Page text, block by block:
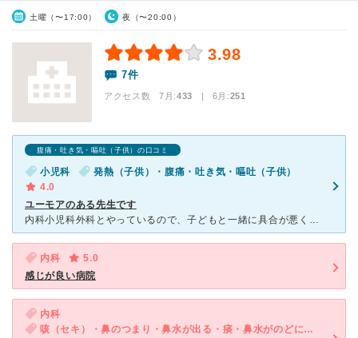
土曜（〜17:00） 夜（〜20:00）
3.98
7件
アクセス数 7月:433 | 6月:251
腹痛・吐き気・嘔吐（子供）の口コミ
小児科
発熱（子供）・腹痛・吐き気・嘔吐（子供）
4.0
ユーモアのある先生です
内科小児科外科とやっているので、子どもと一緒に具合が悪くなってしまったときなどはママも診てもらえるので、小さいお子さんがいるママには心強い病院です。 子ども用の待ち合い室があり、オモチャも絵本もある
内科
5.0
感じが良い病院
内科
咳（セキ）・鼻のつまり・鼻水が出る・痰・鼻水がのどに流れる・後鼻漏